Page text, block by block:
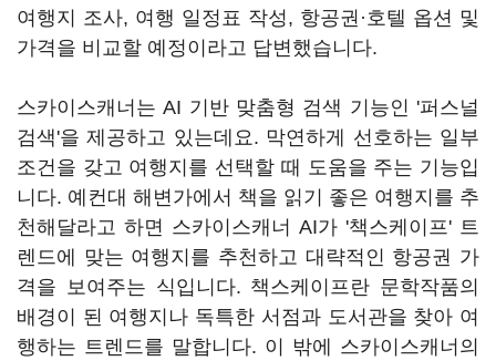
여행지 조사, 여행 일정표 작성, 항공권·호텔 옵션 및
가격을 비교할 예정이라고 답변했습니다.
스카이스캐너는 AI 기반 맞춤형 검색 기능인 '퍼스널
검색'을 제공하고 있는데요. 막연하게 선호하는 일부
조건을 갖고 여행지를 선택할 때 도움을 주는 기능입
니다. 예컨대 해변가에서 책을 읽기 좋은 여행지를 추
천해달라고 하면 스카이스캐너 AI가 '책스케이프' 트
렌드에 맞는 여행지를 추천하고 대략적인 항공권 가
격을 보여주는 식입니다. 책스케이프란 문학작품의
배경이 된 여행지나 독특한 서점과 도서관을 찾아 여
행하는 트렌드를 말합니다. 이 밖에 스카이스캐너의